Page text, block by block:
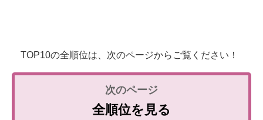
TOP10の全順位は、次のページからご覧ください！
全順位を見る